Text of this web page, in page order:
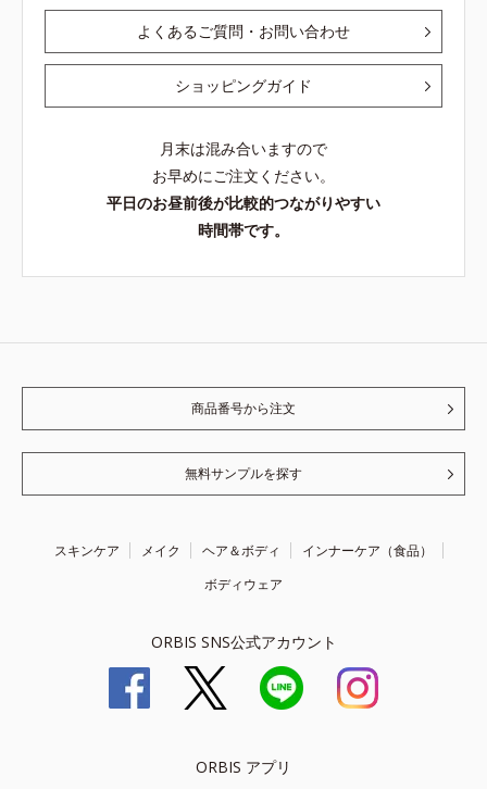
よくあるご質問・お問い合わせ
ショッピングガイド
月末は混み合いますので
お早めにご注文ください。
平日のお昼前後が比較的つながりやすい
時間帯です。
商品番号から注文
無料サンプルを探す
スキンケア メイク ヘア＆ボディ
インナーケア（食品）
ボディウェア
ORBIS SNS公式アカウント
ORBIS アプリ